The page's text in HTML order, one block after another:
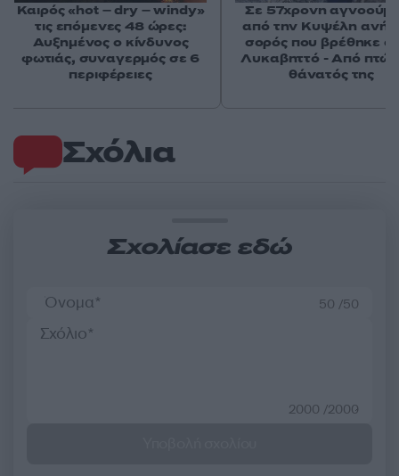
Σχόλια
Σχολίασε εδώ
50 /50
2000 /2000
Καιρός «hot – dry – windy»
τις επόμενες 48 ώρες:
Αυξημένος ο κίνδυνος
φωτιάς, συναγερμός σε 6
περιφέρειες
Σε 57χρονη
από την Κυψέλη
σορός που βρέθηκε
Λυκαβηττό - Από
θάνατός της